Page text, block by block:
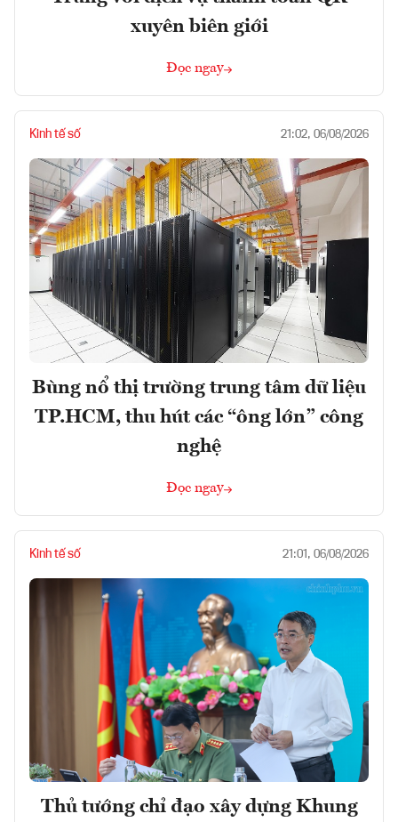
xuyên biên giới
Đọc ngay
Kinh tế số 21:02, 06/08/2026
Bùng nổ thị trường trung tâm dữ liệu
TP.HCM, thu hút các “ông lớn” công
nghệ
Đọc ngay
Kinh tế số 21:01, 06/08/2026
Thủ tướng chỉ đạo xây dựng Khung